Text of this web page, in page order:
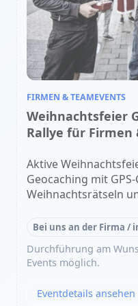
FIRMEN & TEAMEVENTS
Weihnachtsfeier
Rallye für Firmen
Aktive
Geocaching mit
Weihnachtsrätseln
Bei uns an der Firma /
Durchführung am
Events möglich.
Eventdetails ansehen